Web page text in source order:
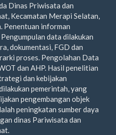
Dinas Priwisata dan
Kecamatan Merapi Selatan,
Penentuan informan
Pengumpulan data dilakukan
dokumentasi, FGD dan
proses. Pengolahan Data
dan AHP. Hasil penelitian
dan kebijakan
pemerintah, yang
pengembangan objek
peningkatan sumber daya
dinas Pariwisata dan